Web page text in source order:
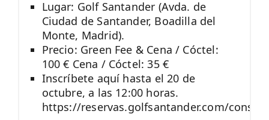
Lugar: Golf Santander (Avda. de
Ciudad de Santander, Boadilla del
Monte, Madrid).
Precio: Green Fee & Cena / Cóctel:
100 € Cena / Cóctel: 35 €
Inscríbete aquí hasta el 20 de
octubre, a las 12:00 horas.
https://reservas.golfsantander.com/